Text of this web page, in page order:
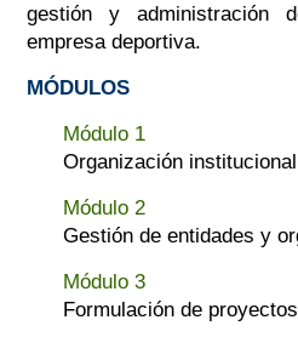
gestión y administración
empresa deportiva.
MÓDULOS
Módulo 1
Organización
Módulo 2
Gestión de entidades y
Módulo 3
Formulación de proyectos